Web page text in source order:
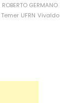
ROBERTO GERMANO
Temer UFRN Vivaldo